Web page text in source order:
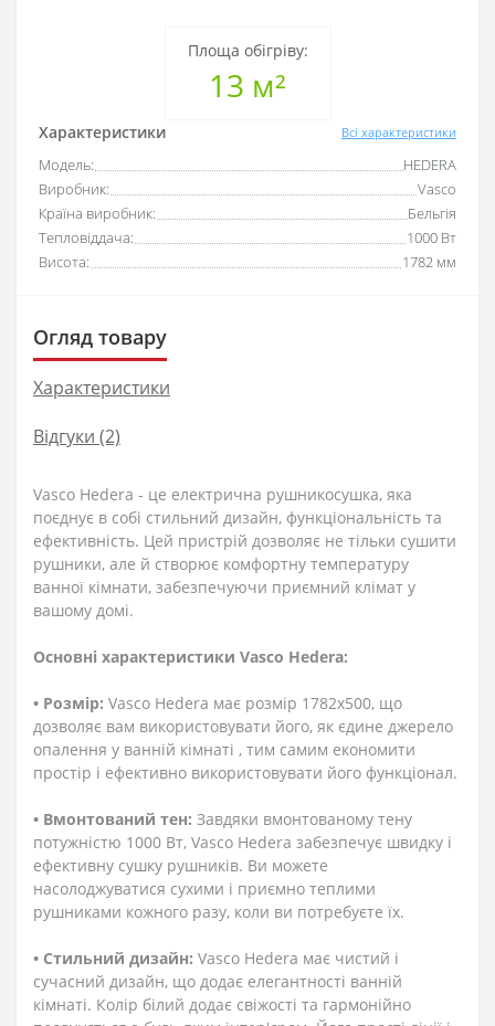
Площа обігріву:
13 м²
Характеристики Всі характеристики
Модель:
HEDERA
Виробник:
Vasco
Країна виробник:
Бельгія
Тепловіддача:
1000 Вт
Висота:
1782 мм
Огляд товару
Характеристики
Відгуки (2)
Vasco Hedera - це електрична рушникосушка, яка
поєднує в собі стильний дизайн, функціональність та
ефективність. Цей пристрій дозволяє не тільки сушити
рушники, але й створює комфортну температуру
ванної кімнати, забезпечуючи приємний клімат у
вашому домі.
Основні характеристики Vasco Hedera:
• Розмір: Vasco Hedera має розмір 1782х500, що
дозволяє вам використовувати його, як єдине джерело
опалення у ванній кімнаті , тим самим економити
простір і ефективно використовувати його функціонал.
• Вмонтований тен: Завдяки вмонтованому тену
потужністю 1000 Вт, Vasco Hedera забезпечує швидку і
ефективну сушку рушників. Ви можете
насолоджуватися сухими і приємно теплими
рушниками кожного разу, коли ви потребуєте їх.
• Стильний дизайн: Vasco Hedera має чистий і
сучасний дизайн, що додає елегантності ванній
кімнаті. Колір білий додає свіжості та гармонійно